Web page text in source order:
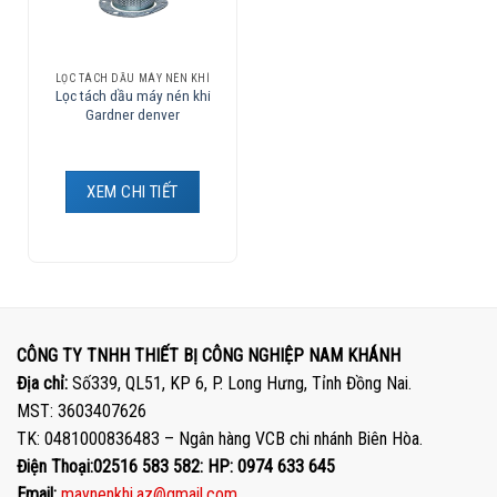
LỌC TÁCH DẦU MÁY NÉN KHÍ
Lọc tách dầu máy nén khi
Gardner denver
XEM CHI TIẾT
CÔNG TY TNHH THIẾT BỊ CÔNG NGHIỆP NAM KHÁNH
Địa chỉ: Số339, QL51, KP 6, P. Long Hưng, Tỉnh Đồng Nai.
MST: 3603407626
TK: 0481000836483 – Ngân hàng VCB chi nhánh Biên Hòa.
Điện Thoại:02516 583 582: HP: 0974 633 645